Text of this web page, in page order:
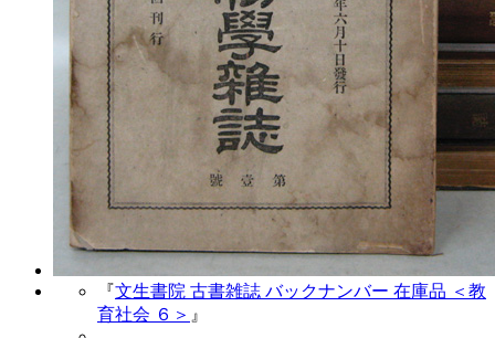
『文生書院 古書雑誌 バックナンバー 在庫品 ＜教
育社会 ６＞ 』